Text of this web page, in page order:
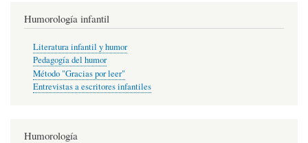
Humorología infantil
Literatura infantil y humor
Pedagogía del humor
Método "Gracias por leer"
Entrevistas a escritores infantiles
Humorología